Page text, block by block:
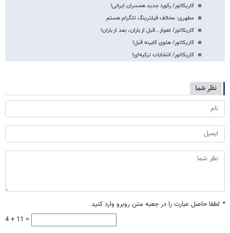
کاریکاتور/ رکورد جدید همسران ایرانی!
مطهری: مخالف فیلترینگ تلگرام هستم
کاریکاتور/ اهواز...قبل از باران، بعد از باران!
کاریکاتور/ هلوی کابینه قبل!
کاریکاتور/ انتخابات ترکیه‌ای!
نظر شما
* لطفا حاصل عبارت را در جعبه متن روبرو وارد کنید
4 + 11 =